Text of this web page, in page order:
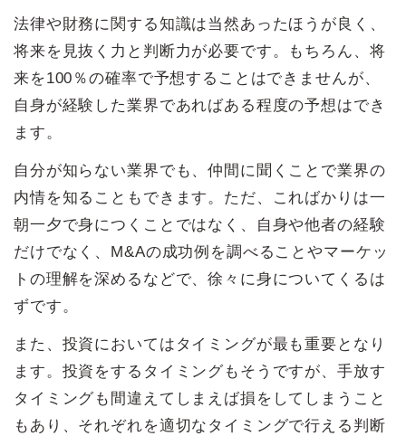
法律や財務に関する知識は当然あったほうが良く、
将来を見抜く力と判断力が必要です。もちろん、将
来を100％の確率で予想することはできませんが、
自身が経験した業界であればある程度の予想はでき
ます。
自分が知らない業界でも、仲間に聞くことで業界の
内情を知ることもできます。ただ、こればかりは一
朝一夕で身につくことではなく、自身や他者の経験
だけでなく、M&Aの成功例を調べることやマーケッ
トの理解を深めるなどで、徐々に身についてくるは
ずです。
また、投資においてはタイミングが最も重要となり
ます。投資をするタイミングもそうですが、手放す
タイミングも間違えてしまえば損をしてしまうこと
もあり、それぞれを適切なタイミングで行える判断